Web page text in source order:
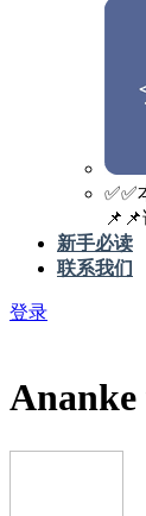
✅️✅️
新手必读
联系我们
登录
Ananke